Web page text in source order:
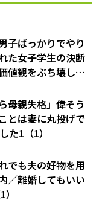
子ばっかりでやり
た女子学生の決断
値観をぶち壊した
母親失格」偉そう
とは妻に丸投げで
た1（1）
でも夫の好物を用
／離婚してもいい